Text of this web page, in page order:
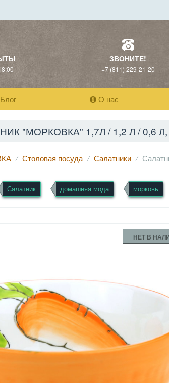
ЗВОНИТЕ!
+7 (811) 229-21-20
Блог О нас
"МОРКОВКА" 1,7Л / 1,2 Л / 0,6
Столовая посуда Салатники
Салатник домашняя мода морковь
НЕТ В